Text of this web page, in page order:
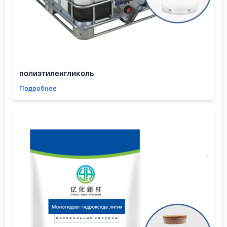
Взаимодействие с другими компонентами
Здесь кроется, пожалуй, 80% всех неочевидных
Вулканизирующий агент
силикатные наполнители, которые часто
поверхность, которая для некоторых серных
активатор, ускоряя процесс до того, как смесь
равномерно распределится по пресс-форме. В
одном из проектов по строительным мембранам
это привело к тому, что на поверхности готового
листа появлялись ?сырые? пятна — места, где
вулканизация прошла не полностью из-за
полиэтиленгликоль
Подробнее